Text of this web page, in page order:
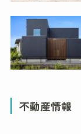
不動産情報